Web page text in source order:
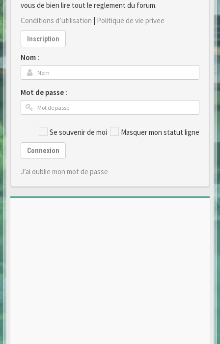
vous de bien lire tout le reglement du forum.
Conditions d’utilisation | Politique de vie privee
Inscription
Nom :
Mot de passe :
Se souvenir de moi Masquer mon statut ligne
Connexion
J’ai oublie mon mot de passe